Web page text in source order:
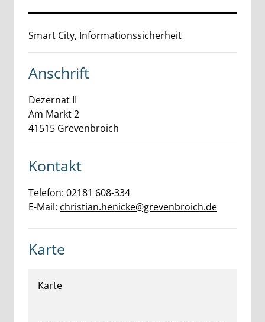
Beschreibung
Smart City, Informationssicherheit
Anschrift
Dezernat II
Am Markt2
41515 Grevenbroich
Kontakt
Telefon: 02181 608-334
E-Mail: christian.henicke@grevenbroich.de
Karte
Karte